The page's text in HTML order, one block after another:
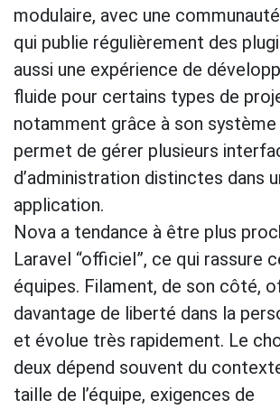
modulaire, avec une
qui publie régulièrement des
aussi une expérience de
fluide pour certains types de
notamment grâce à son système
permet de gérer plusieurs
d’administration distinctes dans
application.
Nova a tendance à être plus
Laravel “officiel”, ce qui rassure
équipes. Filament, de son côté,
davantage de liberté dans la
et évolue très rapidement. Le
deux dépend souvent du
taille de l’équipe, exigences de